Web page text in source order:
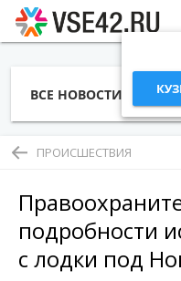
ВСЕ НОВОСТИ
ПРОИСШЕСТВИЯ
подробности
с лодки под